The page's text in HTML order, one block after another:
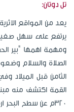
تل دوتان:
يعد من المواقع
يرتفع على سهل
ومهمة اهمها "بير
الصلاة والسلام
الثامن قبل الميلاد
320م عن سطح